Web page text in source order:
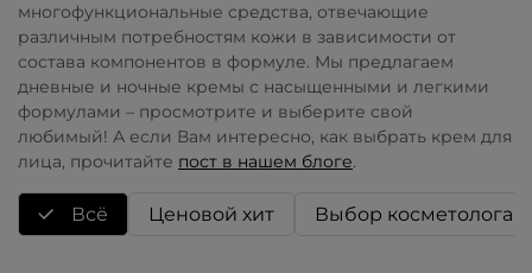
многофункциональные средства, отвечающие
различным потребностям кожи в зависимости от
состава компонентов в формуле. Мы предлагаем
дневные и ночные кремы с насыщенными и легкими
формулами – просмотрите и выберите свой
любимый! А если Вам интересно, как выбрать крем для
лица, прочитайте пост в нашем блоге.
Всё Ценовой хит Выбор косметолога